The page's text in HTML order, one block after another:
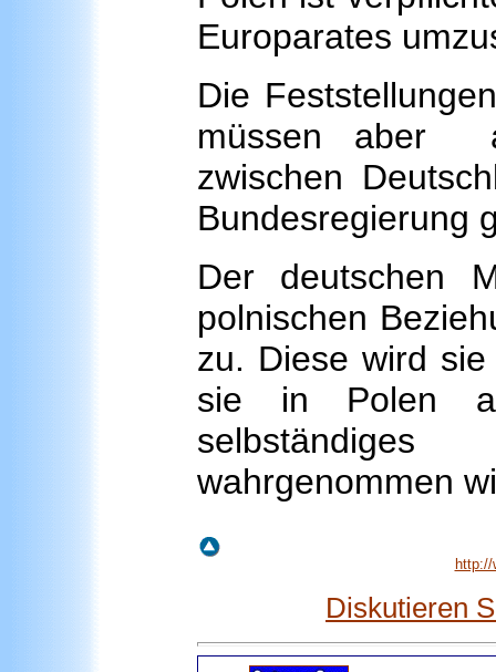
Europarates
Die
müssen aber
zwischen
Bundesregierung
Der deutschen
polnischen
zu. Diese wird
sie in Polen
wahrgenommen
http://
Diskutieren